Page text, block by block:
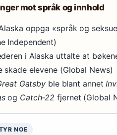
mot språk og innhold
oppga «språk og
Independent)
i Alaska uttalte at
skade elevene (Global News)
Gatsby ble blant annet
og Catch‑22 fjernet (Global
NOE